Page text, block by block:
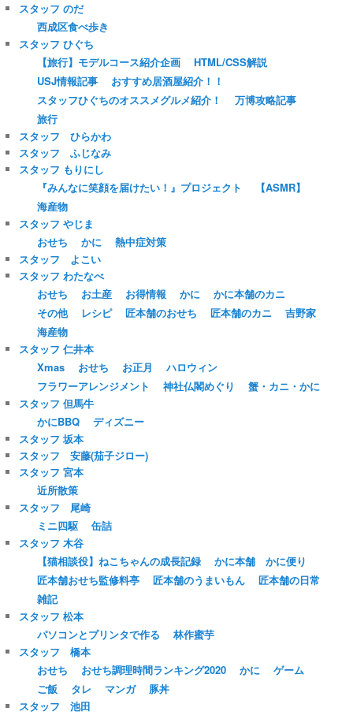
スタッフ のだ
西成区食べ歩き
スタッフ ひぐち
【旅行】モデルコース紹介企画
HTML/CSS解説
USJ情報記事
おすすめ居酒屋紹介！！
スタッフひぐちのオススメグルメ紹介！
万博攻略記事
旅行
スタッフ ひらかわ
スタッフ ふじなみ
スタッフ もりにし
『みんなに笑顔を届けたい！』プロジェクト
【ASMR】
海産物
スタッフ やじま
おせち
かに
熱中症対策
スタッフ よこい
スタッフ わたなべ
おせち
お土産 お得情報 かに
かに本舗のカニ
その他
レシピ 匠本舗のおせち 匠本舗のカニ
吉野家
海産物
スタッフ 仁井本
Xmas
おせち お正月
ハロウィン
フラワーアレンジメント
神社仏閣めぐり
蟹・カニ・かに
スタッフ 但馬牛
かにBBQ
ディズニー
スタッフ 坂本
スタッフ 安藤(茄子ジロー)
スタッフ 宮本
近所散策
スタッフ 尾崎
ミニ四駆
缶詰
スタッフ 木谷
【猫相談役】ねこちゃんの成長記録
かに本舗 かに便り
匠本舗おせち監修料亭
匠本舗のうまいもん
匠本舗の日常
雑記
スタッフ 松本
パソコンとプリンタで作る
林作蜜芋
スタッフ 橋本
おせち
おせち調理時間ランキング2020 かに
ゲーム
ご飯
タレ マンガ
豚丼
スタッフ 池田